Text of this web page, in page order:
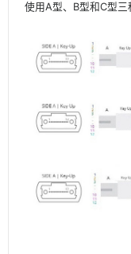
使用A型、B型和C型三